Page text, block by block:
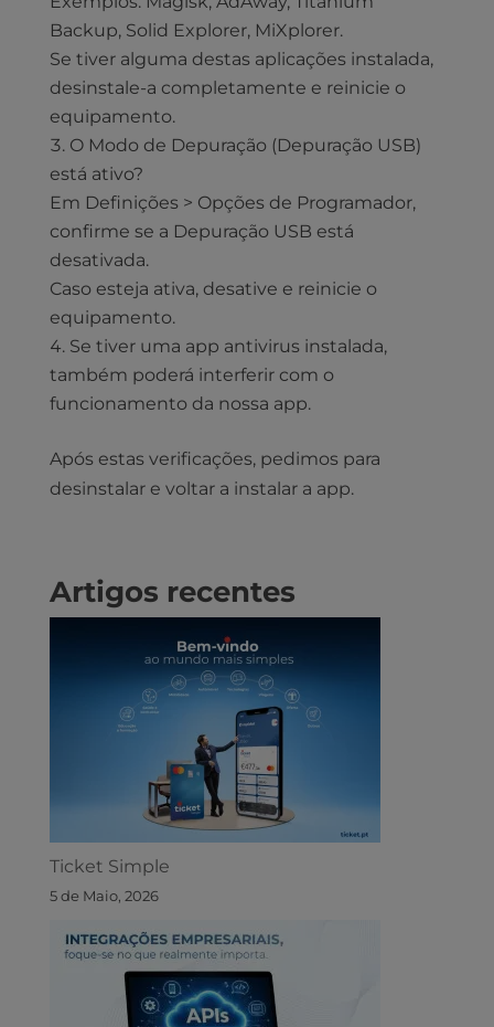
Backup, Solid Explorer, MiXplorer.
Se tiver alguma destas aplicações instalada,
desinstale-a completamente e reinicie o
equipamento.
O Modo de Depuração (Depuração USB)
está ativo?
Em Definições > Opções de Programador,
confirme se a Depuração USB está
desativada.
Caso esteja ativa, desative e reinicie o
equipamento.
Se tiver uma app antivirus instalada,
também poderá interferir com o
funcionamento da nossa app.
Após estas verificações, pedimos para
desinstalar e voltar a instalar a app.
Artigos recentes
Ticket Simple
5 de Maio, 2026